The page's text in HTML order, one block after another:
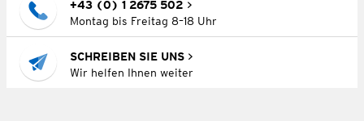
+43 (0) 1 2675 502
Montag bis Freitag 8–18 Uhr
SCHREIBEN SIE UNS
Wir helfen Ihnen weiter